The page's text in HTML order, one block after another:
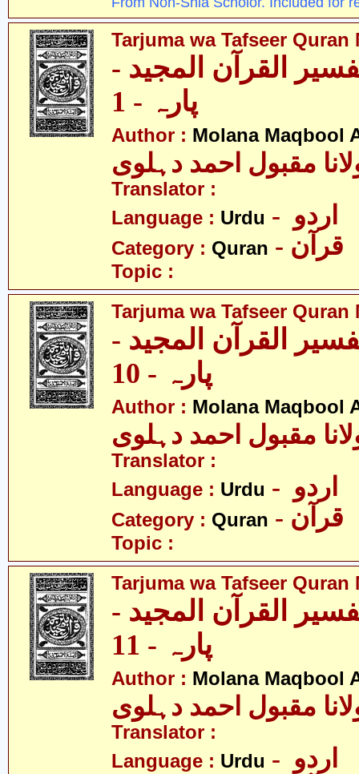
Tarjuma wa Tafseer Quran
القرآن المجید -
پارہ - 1
Author : Molana Maqbool
مقبول احمد دہلوی
Translator :
Language : Urdu
Category : Quran - قرآن
Topic :
Tarjuma wa Tafseer Quran
القرآن المجید -
پارہ - 10
Author : Molana Maqbool
مقبول احمد دہلوی
Translator :
Language : Urdu
Category : Quran - قرآن
Topic :
Tarjuma wa Tafseer Quran
القرآن المجید -
پارہ - 11
Author : Molana Maqbool
مقبول احمد دہلوی
Translator :
Language : Urdu